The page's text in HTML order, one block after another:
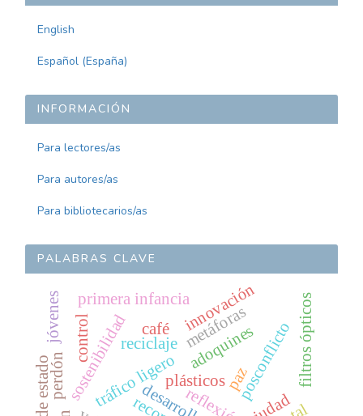
English
Español (España)
INFORMACIÓN
Para lectores/as
Para autores/as
Para bibliotecarios/as
PALABRAS CLAVE
adoquines
reciclaje
plásticos
tráfico ligero paz
posconflicto
café
sostenibilidad
desarrollo
perdón
metáforas filtros ópticos
innovación
primera infancia
jóvenes control